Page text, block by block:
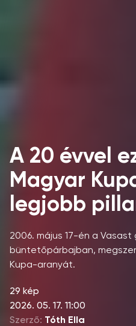
A 20 évvel
Magyar
legjobb
2006. május 17-én a Vasast
büntetőpárbajban,
Kupa-aranyát.
29 kép
2026. 05. 17. 11:00
Szerző: Tóth Ella